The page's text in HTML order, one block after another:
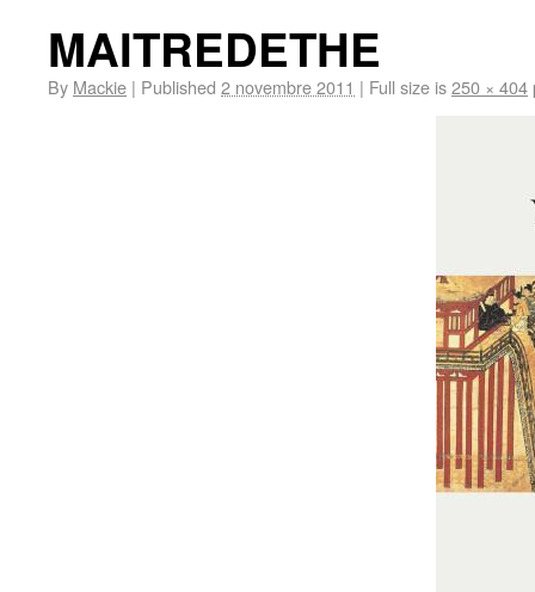
MAITREDETHE
By Mackie | Published 2 novembre 2011 | Full size is250 × 404